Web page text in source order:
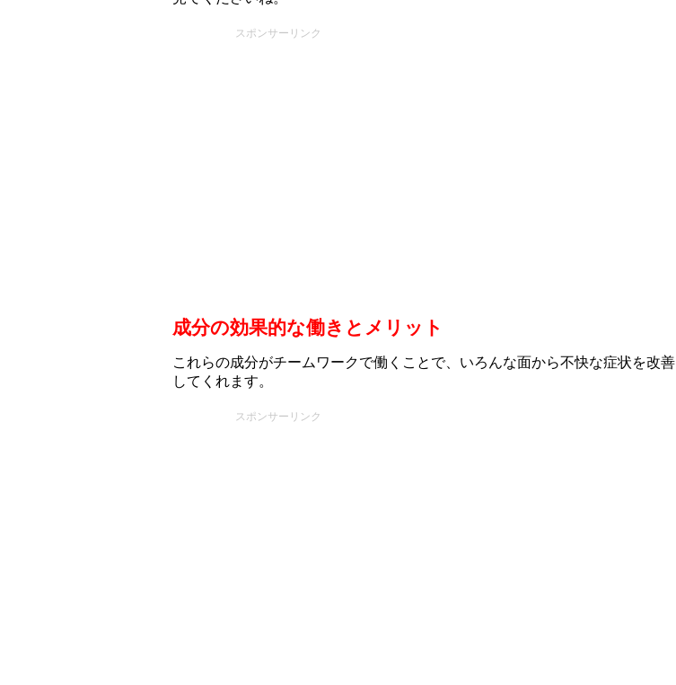
スポンサーリンク
成分の効果的な働きとメリット
これらの成分がチームワークで働くことで、いろんな面から不快な症状を改善
してくれます。
スポンサーリンク